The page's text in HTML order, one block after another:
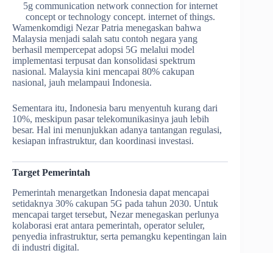
5g communication network connection for internet
concept or technology concept. internet of things.
Wamenkomdigi Nezar Patria menegaskan bahwa
Malaysia menjadi salah satu contoh negara yang
berhasil mempercepat adopsi 5G melalui model
implementasi terpusat dan konsolidasi spektrum
nasional. Malaysia kini mencapai 80% cakupan
nasional, jauh melampaui Indonesia.
Sementara itu, Indonesia baru menyentuh kurang dari
10%, meskipun pasar telekomunikasinya jauh lebih
besar. Hal ini menunjukkan adanya tantangan regulasi,
kesiapan infrastruktur, dan koordinasi investasi.
Target Pemerintah
Pemerintah menargetkan Indonesia dapat mencapai
setidaknya 30% cakupan 5G pada tahun 2030. Untuk
mencapai target tersebut, Nezar menegaskan perlunya
kolaborasi erat antara pemerintah, operator seluler,
penyedia infrastruktur, serta pemangku kepentingan lain
di industri digital.